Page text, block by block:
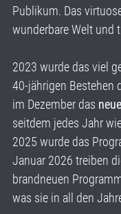
Publikum. Das
wunderbare Welt und
2023 wurde das viel
40-jährigen Bestehen
im Dezember das
seitdem jedes Jahr
2025 wurde das
Januar 2026 treiben
brandneuen
was sie in all den